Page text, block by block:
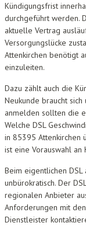
Kündigungsfrist
durchgeführt werden.
aktuelle Vertrag
Versorgungslücke
Attenkirchen benötigt
einzuleiten.
Dazu zählt auch die
Neukunde braucht
anmelden sollten die
Welche DSL
in 85395 Attenkirchen
ist eine Vorauswahl
Beim eigentlichen
unbürokratisch. Der
regionalen Anbieter
Anforderungen mit
Dienstleister